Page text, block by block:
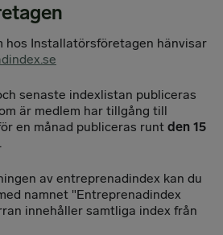
hos Installatörsföretagen hänvisar
senaste indexlistan publiceras
är medlem har tillgång till
en månad publiceras runt den 15
av entreprenadindex kan du
namnet "Entreprenadindex
innehåller samtliga index från